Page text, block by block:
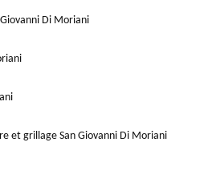
Di Moriani
et grillage San Giovanni Di Moriani